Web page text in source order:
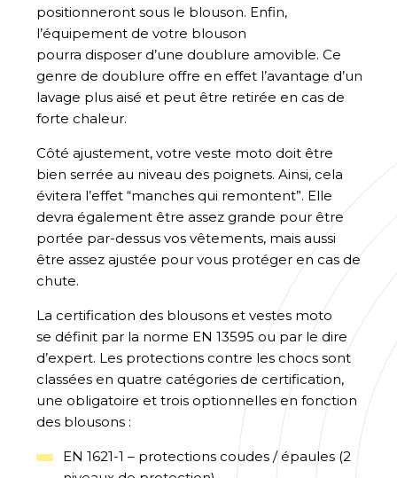
positionneront sous le blouson. Enfin,
l’équipement de votre blouson
pourra disposer d’une doublure amovible. Ce
genre de doublure offre en effet l’avantage d’un
lavage plus aisé et peut être retirée en cas de
forte chaleur.
Côté ajustement, votre veste moto doit être
bien serrée au niveau des poignets. Ainsi, cela
évitera l’effet “manches qui remontent”. Elle
devra également être assez grande pour être
portée par-dessus vos vêtements, mais aussi
être assez ajustée pour vous protéger en cas de
chute.
La certification des blousons et vestes moto
se définit parla norme EN 13595 ou par le dire
d’expert. Les protections contre les chocs sont
classées en quatre catégories de certification,
une obligatoire et trois optionnelles en fonction
des blousons:
EN 1621-1 – protections coudes / épaules (2